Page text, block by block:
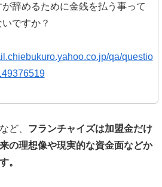
辞めるために金銭を払う事って
ですか？
qa/questio
ど、 フランチャイズは加盟金だけ
の理想像や現実的な資金面などか
。